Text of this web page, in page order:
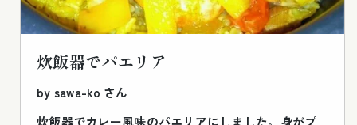
炊飯器でパエリア
by sawa-ko さん
炊飯器でカレー風味のパエリアにしました。身がプ